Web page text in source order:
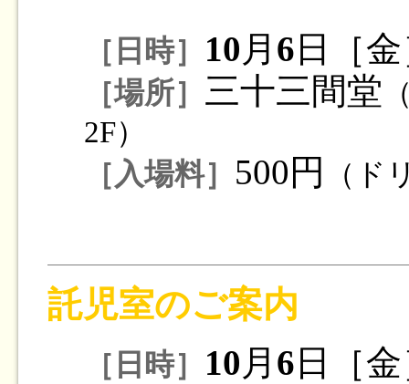
［日時］ 10 月 6 日［
［場所］ 三十三間堂
2F）
［入場料］ 500円 （ド
託児室のご案内
［日時］ 10 月 6 日［